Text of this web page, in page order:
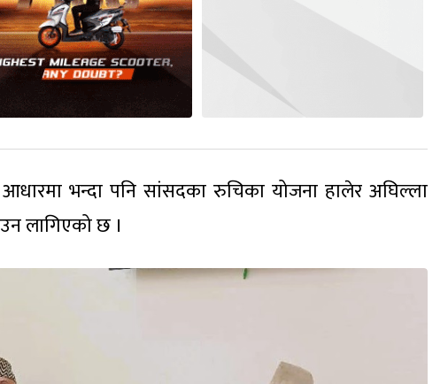
भन्दा पनि सांसदका रुचिका योजना हालेर अघिल्ला
लागिएको छ ।